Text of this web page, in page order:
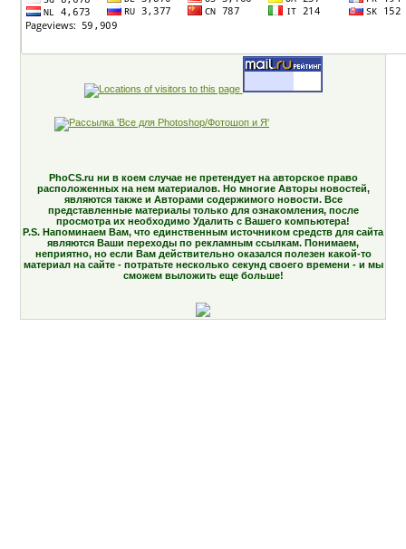
PhoCS.ru ни в коем случае не претендует на авторское право
расположенных на нем материалов. Но многие Авторы новостей,
являются также и Авторами содержимого новости. Все
представленные материалы только для ознакомления, после
просмотра их необходимо Удалить с Вашего компьютера!
P.S. Напоминаем Вам, что единственным источником средств для сайта
являются Ваши переходы по рекламным ссылкам. Понимаем,
неприятно, но если Вам действительно оказался полезен какой-то
материал на сайте - потратьте несколько секунд своего времени - и мы
сможем выложить еще больше!